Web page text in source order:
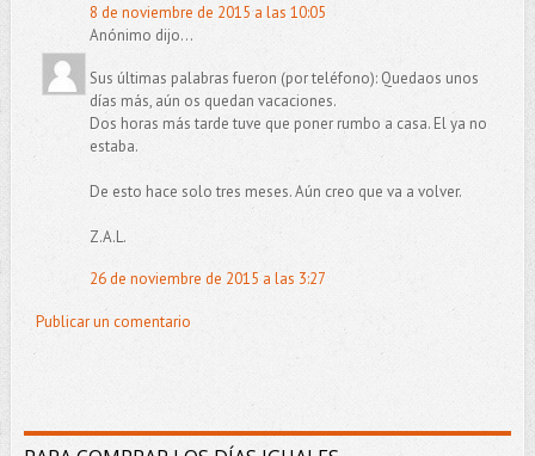
8 de noviembre de 2015 a las 10:05
Anónimo dijo...
Sus últimas palabras fueron (por teléfono): Quedaos unos
días más, aún os quedan vacaciones.
Dos horas más tarde tuve que poner rumbo a casa. El ya no
estaba.
De esto hace solo tres meses. Aún creo que va a volver.
Z.A.L.
26 de noviembre de 2015 a las 3:27
Publicar un comentario